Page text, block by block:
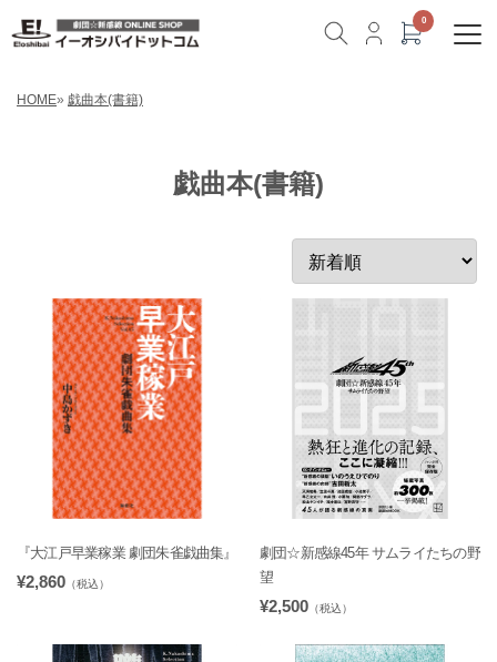
HOME» 戯曲本(書籍)
戯曲本(書籍)
『大江戸早業稼業 劇団朱雀戯曲集』
¥2,860 （税込）
劇団☆新感線45年 サムライたちの野
望
¥2,500 （税込）